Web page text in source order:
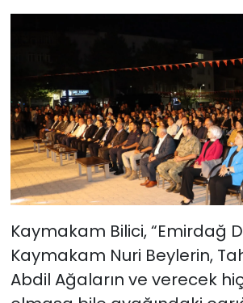
Kaymakam Bilici, “Emirdağ
Kaymakam Nuri Beylerin,
Abdil Ağaların ve verecek